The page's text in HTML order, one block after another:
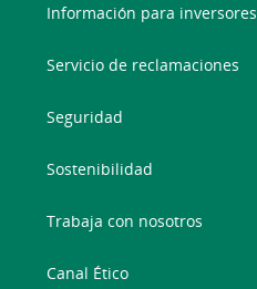
Información para inversores
Servicio de reclamaciones
Seguridad
Sostenibilidad
Trabaja con nosotros
Canal Ético